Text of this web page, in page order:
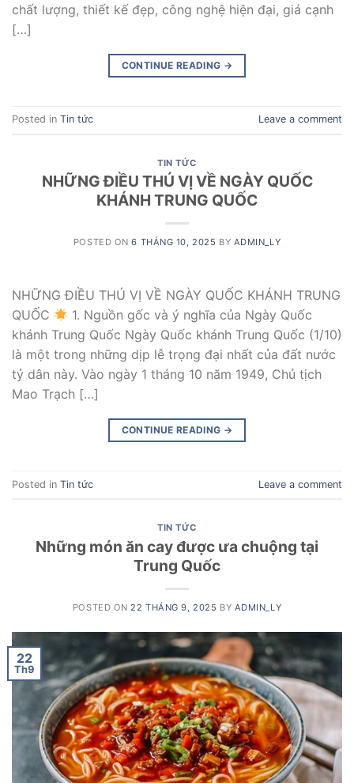
chất lượng, thiết kế đẹp, công nghệ hiện đại, giá cạnh
[…]
CONTINUE READING →
Posted in Tin tức Leave a comment
TIN TỨC
NHỮNG ĐIỀU THÚ VỊ VỀ NGÀY QUỐC
KHÁNH TRUNG QUỐC
POSTED ON6 THÁNG 10, 2025 BY ADMIN_LY
NHỮNG ĐIỀU THÚ VỊ VỀ NGÀY QUỐC KHÁNH TRUNG
QUỐC
1. Nguồn gốc và ý nghĩa của Ngày Quốc
khánh Trung Quốc Ngày Quốc khánh Trung Quốc (1/10)
là một trong những dịp lễ trọng đại nhất của đất nước
tỷ dân này. Vào ngày 1 tháng 10 năm 1949, Chủ tịch
Mao Trạch […]
CONTINUE READING →
Posted in Tin tức Leave a comment
TIN TỨC
Những món ăn cay được ưa chuộng tại
Trung Quốc
POSTED ON22 THÁNG 9, 2025 BY ADMIN_LY
22
Th9